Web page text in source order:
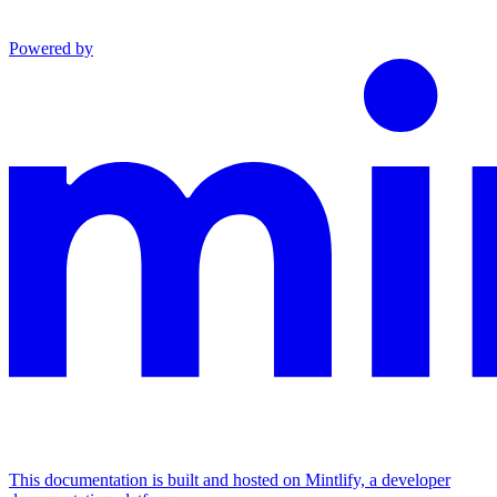
Powered by
This documentation is built and hosted on Mintlify, a developer